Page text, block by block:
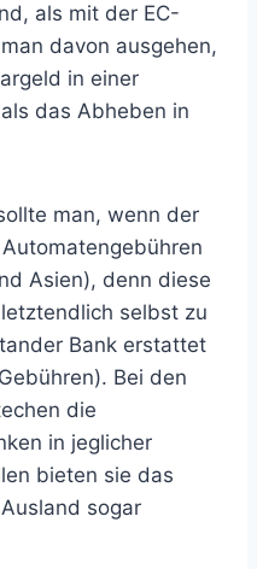
als mit der EC-
davon ausgehen,
in einer
das Abheben in
man, wenn der
Asien), denn diese
selbst zu
Bank erstattet
Bei den
die
in jeglicher
bieten sie das
sogar